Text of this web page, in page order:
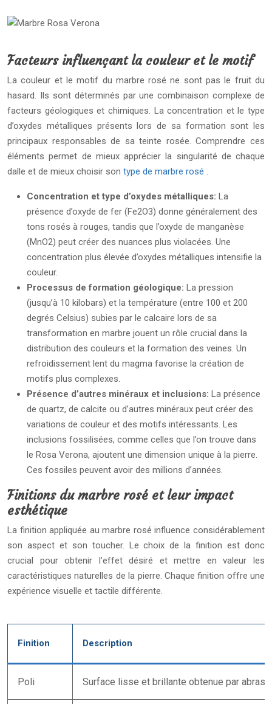
Facteurs influençant la couleur et le motif
La couleur et le motif du marbre rosé ne sont pas le fruit du
hasard. Ils sont déterminés par une combinaison complexe de
facteurs géologiques et chimiques. La concentration et le type
d’oxydes métalliques présents lors de sa formation sont les
principaux responsables de sa teinte rosée. Comprendre ces
éléments permet de mieux apprécier la singularité de chaque
dalle et de mieux choisir son type de marbre rosé .
Concentration et type d’oxydes métalliques: La
présence d’oxyde de fer (Fe2O3) donne généralement des
tons rosés à rouges, tandis que l’oxyde de manganèse
(MnO2) peut créer des nuances plus violacées. Une
concentration plus élevée d’oxydes métalliques intensifie la
couleur.
Processus de formation géologique: La pression
(jusqu’à 10 kilobars) et la température (entre 100 et 200
degrés Celsius) subies par le calcaire lors de sa
transformation en marbre jouent un rôle crucial dans la
distribution des couleurs et la formation des veines. Un
refroidissement lent du magma favorise la création de
motifs plus complexes.
Présence d’autres minéraux et inclusions: La présence
de quartz, de calcite ou d’autres minéraux peut créer des
variations de couleur et des motifs intéressants. Les
inclusions fossilisées, comme celles que l’on trouve dans
le Rosa Verona, ajoutent une dimension unique à la pierre.
Ces fossiles peuvent avoir des millions d’années.
Finitions du marbre rosé et leur impact
esthétique
La finition appliquée au marbre rosé influence considérablement
son aspect et son toucher. Le choix de la finition est donc
crucial pour obtenir l’effet désiré et mettre en valeur les
caractéristiques naturelles de la pierre. Chaque finition offre une
expérience visuelle et tactile différente.
Finition Description
Poli Surface lisse et brillante obtenue par